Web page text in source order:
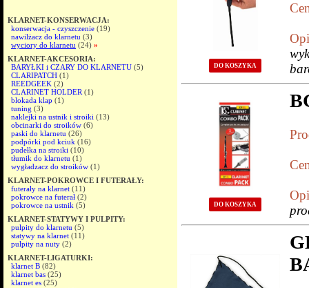
KLARNET-KONSERWACJA:
konserwacja - czyszczenie (19)
nawilżacz do klarnetu (3)
wyciory do klarnetu (24) »
KLARNET-AKCESORIA:
BARYŁKI i CZARY DO KLARNETU (5)
CLARIPATCH (1)
REEDGEEK (2)
CLARINET HOLDER (1)
blokada klap (1)
tuning (3)
naklejki na ustnik i stroiki (13)
obcinarki do stroików (6)
paski do klarnetu (26)
podpórki pod kciuk (16)
pudełka na stroiki (10)
tłumik do klarnetu (1)
wygładzacz do stroików (1)
KLARNET-POKROWCE I FUTERAŁY:
futerały na klarnet (11)
pokrowce na futerał (2)
pokrowce na ustnik (5)
KLARNET-STATYWY I PULPITY:
pulpity do klarnetu (5)
statywy na klarnet (11)
pulpity na nuty (2)
KLARNET-LIGATURKI:
klarnet B (82)
klarnet bas (25)
klarnet es (25)
DO KOSZYKA
DO KOSZYKA